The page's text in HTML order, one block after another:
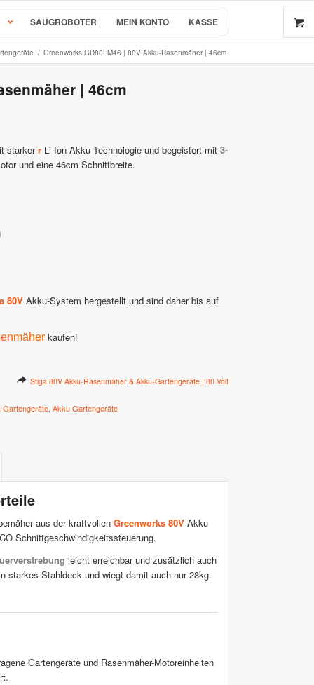
AL-KO
& Ersatzteile
SAUGROBOTER MEIN KONTO KASSE
/ Greenworks GD80LM46 | 80V Akku-Rasenmäher | 46cm
| 46cm
starkerr Li-Ion Akku Technologie und begeistert mit 3-
und eine 46cm Schnittbreite.
80V Akku-System hergestellt und sind daher bis auf
kaufen!
Stiga 80V Akku-Rasenmäher & Akku-Gartengeräte | 80 Volt
Akku Gartengeräte
aus der kraftvollen Greenworks 80V Akku
Schnittgeschwindigkeitssteuerung.
leicht erreichbar und zusätzlich auch
starkes Stahldeck und wiegt damit auch nur 28kg.
Gartengeräte und Rasenmäher-Motoreinheiten